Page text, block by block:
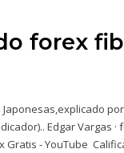
forex
Edgar Vargas ·
Gratis - YouTube